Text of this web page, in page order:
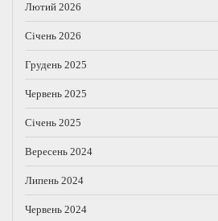
Лютий 2026
Січень 2026
Грудень 2025
Червень 2025
Січень 2025
Вересень 2024
Липень 2024
Червень 2024